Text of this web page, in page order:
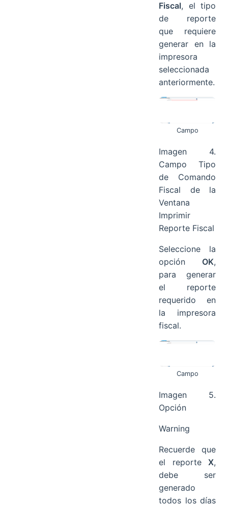
Fiscal, el tipo
de reporte
que requiere
generar en la
impresora
seleccionada
anteriormente.
Campo
Imagen 4.
Campo Tipo
de Comando
Fiscal de la
Ventana
Imprimir
Reporte Fiscal
Seleccione la
opción OK,
para generar
el reporte
requerido en
la impresora
fiscal.
Campo
Imagen 5.
Opción
Warning
Recuerde que
el reporte X,
debe ser
generado
todos los días